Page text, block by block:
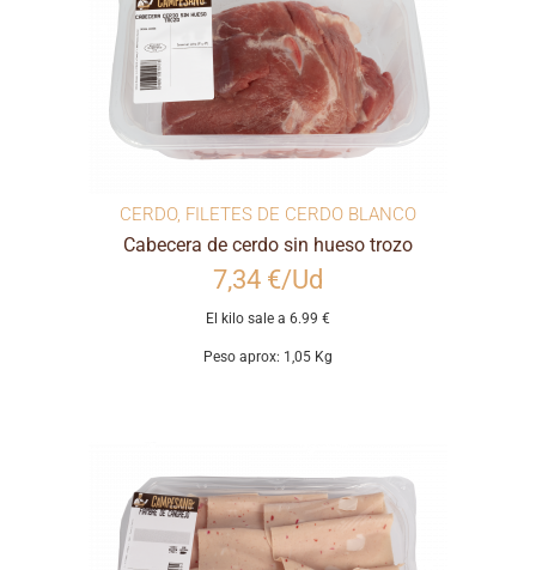
CERDO, FILETES DE CERDO BLANCO
Cabecera de cerdo sin hueso trozo
7,34 €/Ud
El kilo sale a 6.99 €
Peso aprox: 1,05 Kg